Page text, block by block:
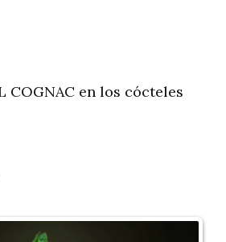
COGNAC en los cócteles